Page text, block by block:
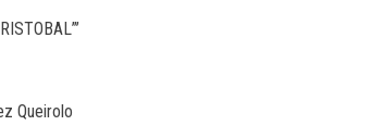
Queirolo